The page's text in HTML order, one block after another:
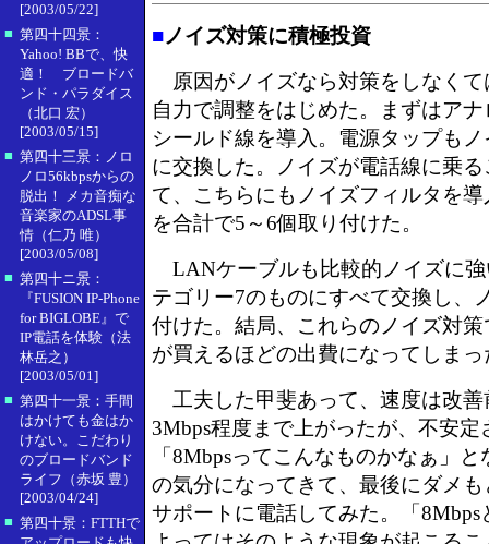
[2003/05/22]
■ 第四十四景：
Yahoo! BBで、快
適！ ブロードバ
ンド・パラダイス
（北口 宏）
[2003/05/15]
■ 第四十三景：ノロ
ノロ56kbpsからの
脱出！ メカ音痴な
音楽家のADSL事
情（仁乃 唯）
[2003/05/08]
■ 第四十ニ景：
『FUSION IP-Phone
for BIGLOBE』で
IP電話を体験（法
林岳之）
[2003/05/01]
■ 第四十一景：手間
はかけても金はか
けない。こだわり
のブロードバンド
ライフ（赤坂 豊）
[2003/04/24]
■ 第四十景：FTTHで
■ノイズ対策に積極投資
原因がノイズなら対策をしなく
自力で調整をはじめた。まずはア
シールド線を導入。電源タップも
に交換した。ノイズが電話線に乗
て、こちらにもノイズフィルタを
を合計で5～6個取り付けた。
LANケーブルも比較的ノイズに
テゴリー7のものにすべて交換し、
付けた。結局、これらのノイズ対
が買えるほどの出費になってしまっ
工夫した甲斐あって、速度は改善
3Mbps程度まで上がったが、不安
「8Mbpsってこんなものかなぁ」
の気分になってきて、最後にダメ
サポートに電話してみた。「